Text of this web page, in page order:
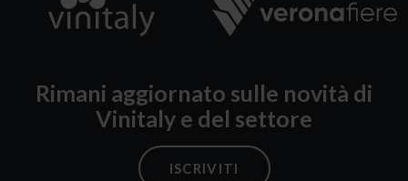
Rimani aggiornato sulle novità di
Vinitaly e del settore
ISCRIVITI